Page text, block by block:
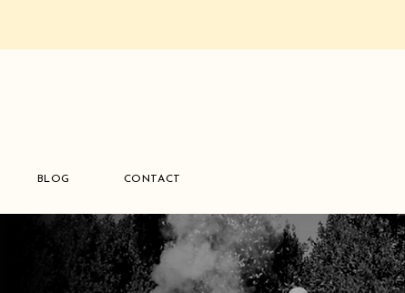
BLOG CONTACT